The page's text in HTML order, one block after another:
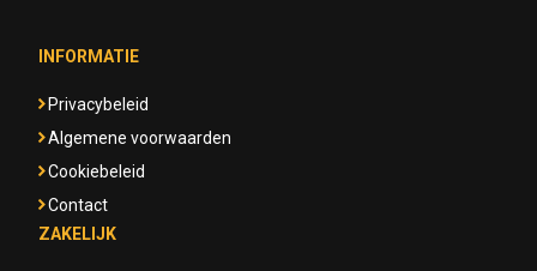
INFORMATIE
Privacybeleid
Algemene voorwaarden
Cookiebeleid
Contact
ZAKELIJK